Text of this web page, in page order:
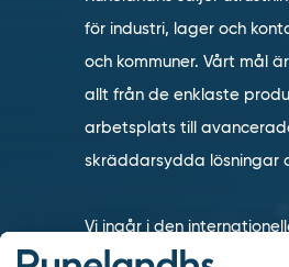
för industri, lager och
och kommuner. Vårt mål
allt från de enklaste
arbetsplats till
skräddarsydda lösningar
Vi ingår i den
TAKKT som är en av de